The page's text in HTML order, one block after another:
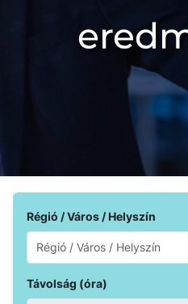
Régió / Város / Helyszín
Távolság (óra)